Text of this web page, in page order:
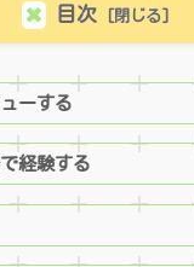
目次
ーする
経験する